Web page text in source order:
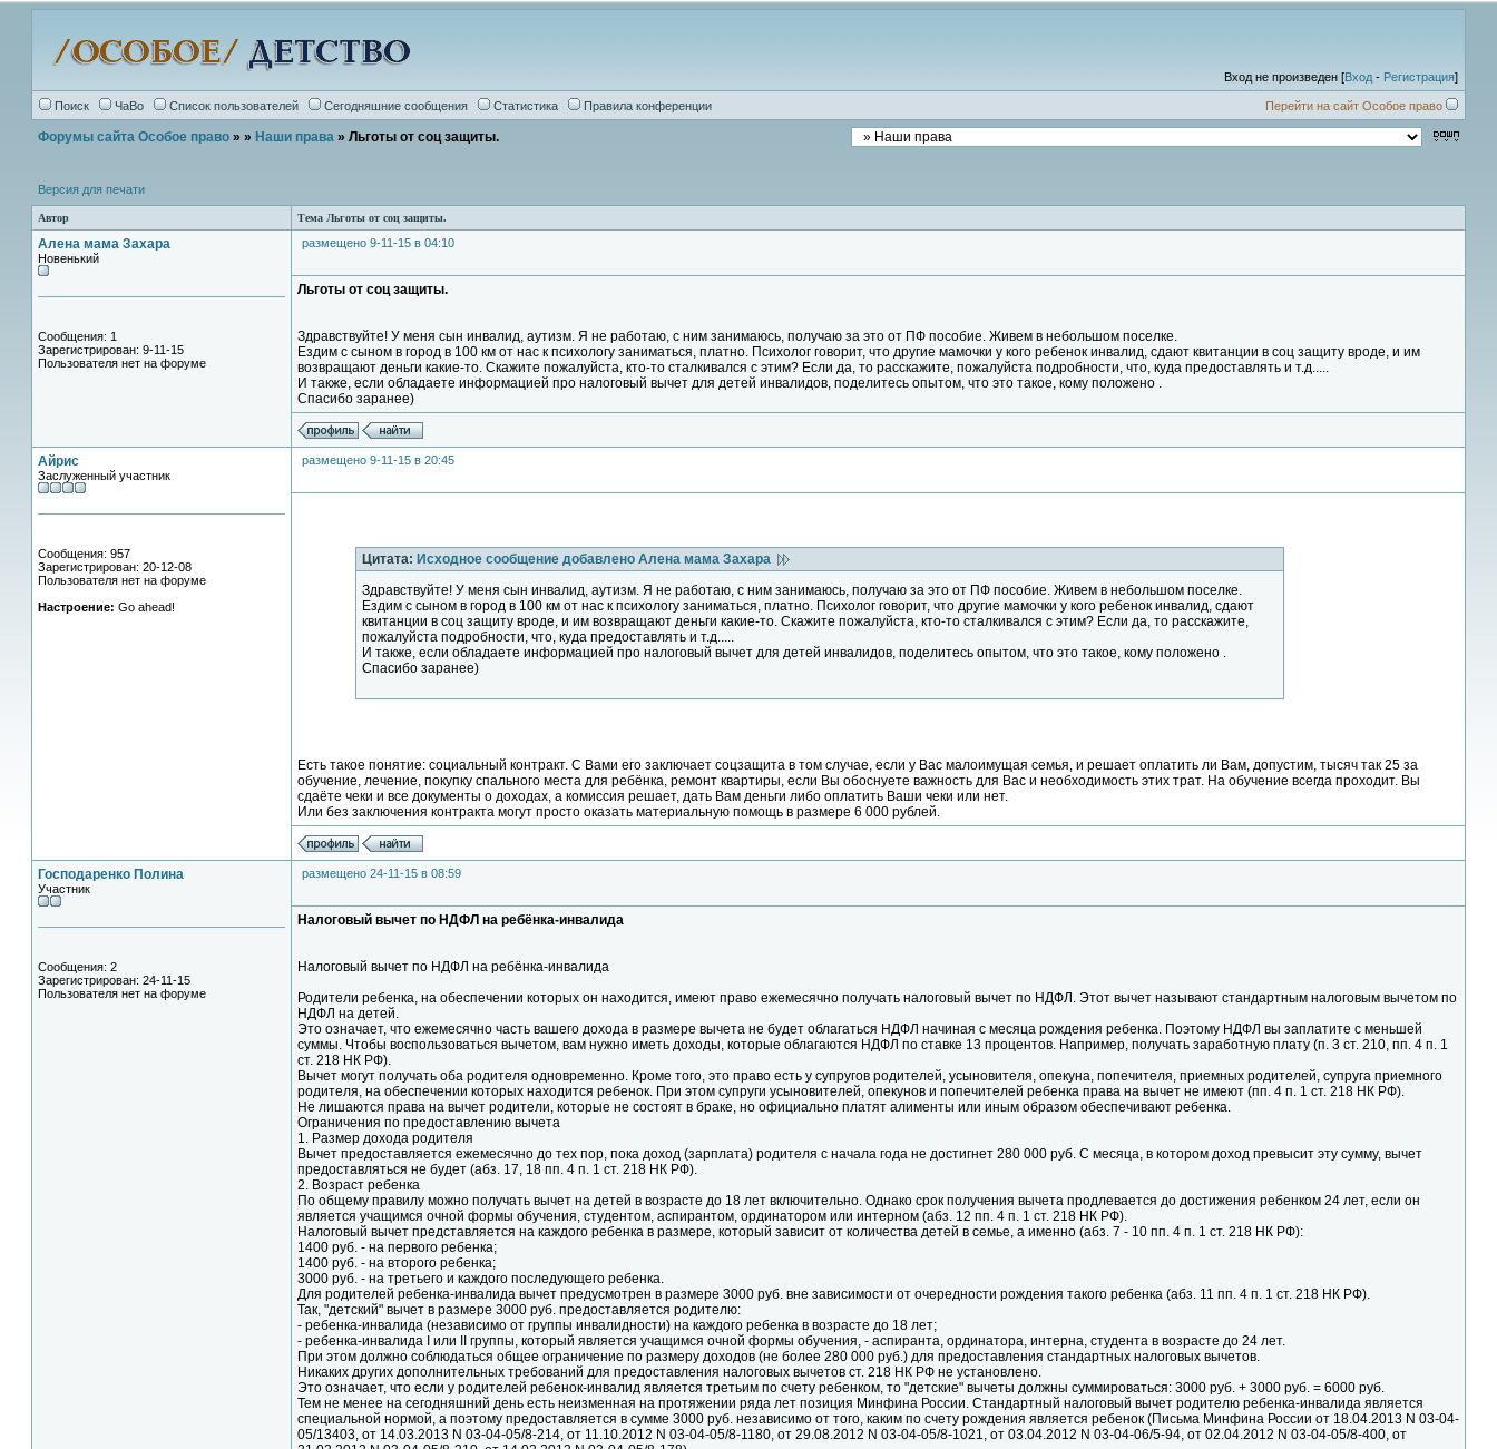
Вход не произведен [Вход - Регистрация]
Поиск ЧаВо Список пользователей Сегодняшние сообщения Статистика Правила конференции Перейти на сайт Особое право
Форумы сайта Особое право » » Наши права » Льготы от соц защиты.
Версия для печати
Автор Тема Льготы от соц защиты.
Алена мама Захара
Новенький
Сообщения: 1
Зарегистрирован: 9-11-15
Пользователя нет на форуме
размещено 9-11-15 в 04:10
Льготы от соц защиты.
Здравствуйте! У меня сын инвалид, аутизм. Я не работаю, с ним занимаюсь, получаю за это от ПФ пособие. Живем в небольшом поселке.
Ездим с сыном в город в 100 км от нас к психологу заниматься, платно. Психолог говорит, что другие мамочки у кого ребенок инвалид, сдают квитанции в соц защиту вроде, и им
возвращают деньги какие-то. Скажите пожалуйста, кто-то сталкивался с этим? Если да, то расскажите, пожалуйста подробности, что, куда предоставлять и т.д.....
И также, если обладаете информацией про налоговый вычет для детей инвалидов, поделитесь опытом, что это такое, кому положено .
Спасибо заранее)
Айрис
Заслуженный участник
Сообщения: 957
Зарегистрирован: 20-12-08
Пользователя нет на форуме
Настроение: Go ahead!
размещено 9-11-15 в 20:45
Цитата: Исходное сообщение добавлено Алена мама Захара
Здравствуйте! У меня сын инвалид, аутизм. Я не работаю, с ним занимаюсь, получаю за это от ПФ пособие. Живем в небольшом поселке.
Ездим с сыном в город в 100 км от нас к психологу заниматься, платно. Психолог говорит, что другие мамочки у кого ребенок инвалид, сдают
квитанции в соц защиту вроде, и им возвращают деньги какие-то. Скажите пожалуйста, кто-то сталкивался с этим? Если да, то расскажите,
пожалуйста подробности, что, куда предоставлять и т.д.....
И также, если обладаете информацией про налоговый вычет для детей инвалидов, поделитесь опытом, что это такое, кому положено .
Спасибо заранее)
Есть такое понятие: социальный контракт. С Вами его заключает соцзащита в том случае, если у Вас малоимущая семья, и решает оплатить ли Вам, допустим, тысяч так 25 за
обучение, лечение, покупку спального места для ребёнка, ремонт квартиры, если Вы обоснуете важность для Вас и необходимость этих трат. На обучение всегда проходит. Вы
сдаёте чеки и все документы о доходах, а комиссия решает, дать Вам деньги либо оплатить Ваши чеки или нет.
Или без заключения контракта могут просто оказать материальную помощь в размере 6 000 рублей.
Господаренко Полина
Участник
Сообщения: 2
Зарегистрирован: 24-11-15
Пользователя нет на форуме
размещено 24-11-15 в 08:59
Налоговый вычет по НДФЛ на ребёнка-инвалида
Налоговый вычет по НДФЛ на ребёнка-инвалида
Родители ребенка, на обеспечении которых он находится, имеют право ежемесячно получать налоговый вычет по НДФЛ. Этот вычет называют стандартным налоговым вычетом по
НДФЛ на детей.
Это означает, что ежемесячно часть вашего дохода в размере вычета не будет облагаться НДФЛ начиная с месяца рождения ребенка. Поэтому НДФЛ вы заплатите с меньшей
суммы. Чтобы воспользоваться вычетом, вам нужно иметь доходы, которые облагаются НДФЛ по ставке 13 процентов. Например, получать заработную плату (п. 3 ст. 210, пп. 4 п. 1
ст. 218 НК РФ).
Вычет могут получать оба родителя одновременно. Кроме того, это право есть у супругов родителей, усыновителя, опекуна, попечителя, приемных родителей, супруга приемного
родителя, на обеспечении которых находится ребенок. При этом супруги усыновителей, опекунов и попечителей ребенка права на вычет не имеют (пп. 4 п. 1 ст. 218 НК РФ).
Не лишаются права на вычет родители, которые не состоят в браке, но официально платят алименты или иным образом обеспечивают ребенка.
Ограничения по предоставлению вычета
1. Размер дохода родителя
Вычет предоставляется ежемесячно до тех пор, пока доход (зарплата) родителя с начала года не достигнет 280 000 руб. С месяца, в котором доход превысит эту сумму, вычет
предоставляться не будет (абз. 17, 18 пп. 4 п. 1 ст. 218 НК РФ).
2. Возраст ребенка
По общему правилу можно получать вычет на детей в возрасте до 18 лет включительно. Однако срок получения вычета продлевается до достижения ребенком 24 лет, если он
является учащимся очной формы обучения, студентом, аспирантом, ординатором или интерном (абз. 12 пп. 4 п. 1 ст. 218 НК РФ).
Налоговый вычет представляется на каждого ребенка в размере, который зависит от количества детей в семье, а именно (абз. 7 - 10 пп. 4 п. 1 ст. 218 НК РФ):
1400 руб. - на первого ребенка;
1400 руб. - на второго ребенка;
3000 руб. - на третьего и каждого последующего ребенка.
Для родителей ребенка-инвалида вычет предусмотрен в размере 3000 руб. вне зависимости от очередности рождения такого ребенка (абз. 11 пп. 4 п. 1 ст. 218 НК РФ).
Так, "детский" вычет в размере 3000 руб. предоставляется родителю:
- ребенка-инвалида (независимо от группы инвалидности) на каждого ребенка в возрасте до 18 лет;
- ребенка-инвалида I или II группы, который является учащимся очной формы обучения, - аспиранта, ординатора, интерна, студента в возрасте до 24 лет.
При этом должно соблюдаться общее ограничение по размеру доходов (не более 280 000 руб.) для предоставления стандартных налоговых вычетов.
Никаких других дополнительных требований для предоставления налоговых вычетов ст. 218 НК РФ не установлено.
Это означает, что если у родителей ребенок-инвалид является третьим по счету ребенком, то "детские" вычеты должны суммироваться: 3000 руб. + 3000 руб. = 6000 руб.
Тем не менее на сегодняшний день есть неизменная на протяжении ряда лет позиция Минфина России. Стандартный налоговый вычет родителю ребенка-инвалида является
специальной нормой, а поэтому предоставляется в сумме 3000 руб. независимо от того, каким по счету рождения является ребенок (Письма Минфина России от 18.04.2013 N 03-04-
05/13403, от 14.03.2013 N 03-04-05/8-214, от 11.10.2012 N 03-04-05/8-1180, от 29.08.2012 N 03-04-05/8-1021, от 03.04.2012 N 03-04-06/5-94, от 02.04.2012 N 03-04-05/8-400, от